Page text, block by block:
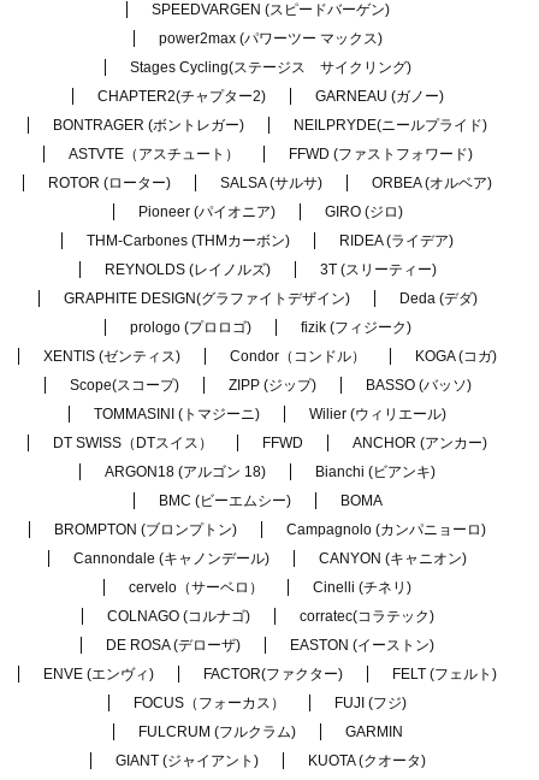
SPEEDVARGEN (スピードバーゲン)
power2max (パワーツー マックス)
Stages Cycling(ステージス サイクリング)
CHAPTER2(チャプター2)
GARNEAU (ガノー)
BONTRAGER (ボントレガー)
NEILPRYDE(ニールプライド)
ASTVTE（アスチュート）
FFWD (ファストフォワード)
ROTOR (ローター)
SALSA (サルサ)
ORBEA (オルベア)
Pioneer (パイオニア)
GIRO (ジロ)
THM-Carbones (THMカーボン)
RIDEA (ライデア)
REYNOLDS (レイノルズ)
3T (スリーティー)
GRAPHITE DESIGN(グラファイトデザイン)
Deda (デダ)
prologo (プロロゴ)
fizik (フィジーク)
XENTIS (ゼンティス)
Condor（コンドル）
KOGA (コガ)
Scope(スコープ)
ZIPP (ジップ)
BASSO (バッソ)
TOMMASINI (トマジーニ)
Wilier (ウィリエール)
DT SWISS（DTスイス）
FFWD
ANCHOR (アンカー)
ARGON18 (アルゴン 18)
Bianchi (ビアンキ)
BMC (ビーエムシー)
BOMA
BROMPTON (ブロンプトン)
Campagnolo (カンパニョーロ)
Cannondale (キャノンデール)
CANYON (キャニオン)
cervelo（サーベロ）
Cinelli (チネリ)
COLNAGO (コルナゴ)
corratec(コラテック)
DE ROSA (デローザ)
EASTON (イーストン)
ENVE (エンヴィ)
FACTOR(ファクター)
FELT (フェルト)
FOCUS（フォーカス）
FUJI (フジ)
FULCRUM (フルクラム)
GARMIN
GIANT (ジャイアント)
KUOTA (クオータ)